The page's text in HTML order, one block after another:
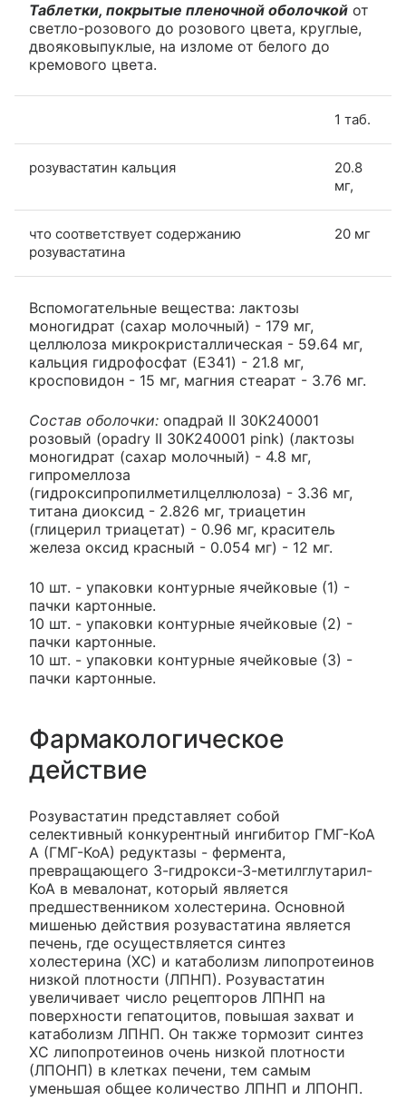
Таблетки, покрытые пленочной оболочкой от
светло-розового до розового цвета, круглые,
двояковыпуклые, на изломе от белого до
кремового цвета.
1 таб.
розувастатин кальция
20.8
мг,
что соответствует содержанию
розувастатина
20 мг
Вспомогательные вещества: лактозы
моногидрат (сахар молочный) - 179 мг,
целлюлоза микрокристаллическая - 59.64 мг,
кальция гидрофосфат (E341) - 21.8 мг,
кросповидон - 15 мг, магния стеарат - 3.76 мг.
Состав оболочки: опадрай II 30K240001
розовый (opadry II 30K240001 pink) (лактозы
моногидрат (сахар молочный) - 4.8 мг,
гипромеллоза
(гидроксипропилметилцеллюлоза) - 3.36 мг,
титана диоксид - 2.826 мг, триацетин
(глицерил триацетат) - 0.96 мг, краситель
железа оксид красный - 0.054 мг) - 12 мг.
10 шт. - упаковки контурные ячейковые (1) -
пачки картонные.
10 шт. - упаковки контурные ячейковые (2) -
пачки картонные.
10 шт. - упаковки контурные ячейковые (3) -
пачки картонные.
Фармакологическое
действие
Розувастатин представляет собой
селективный конкурентный ингибитор ГМГ-КоА
А (ГМГ-КоА) редуктазы - фермента,
превращающего 3-гидрокси-З-метилглутарил-
КоА в мевалонат, который является
предшественником холестерина. Основной
мишенью действия розувастатина является
печень, где осуществляется синтез
холестерина (ХС) и катаболизм липопротеинов
низкой плотности (ЛПНП). Розувастатин
увеличивает число рецепторов ЛПНП на
поверхности гепатоцитов, повышая захват и
катаболизм ЛПНП. Он также тормозит синтез
ХС липопротеинов очень низкой плотности
(ЛПОНП) в клетках печени, тем самым
уменьшая общее количество ЛПНП и ЛПОНП.